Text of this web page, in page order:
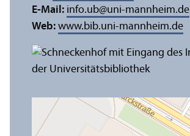
E-Mail: info.ub@uni-mannheim.de
Web: www.bib.uni-mannheim.de